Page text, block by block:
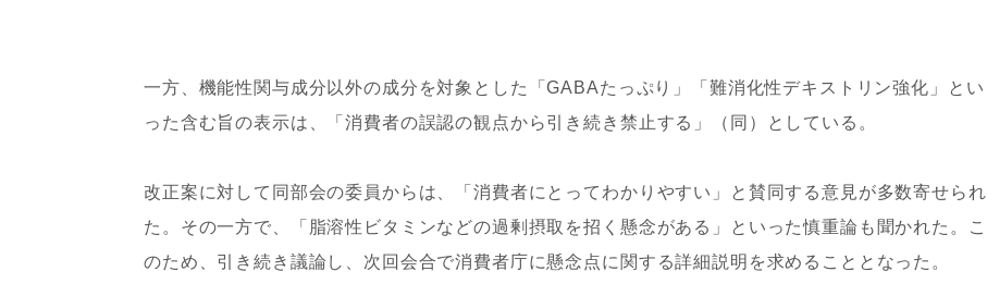
一方、機能性関与成分以外の成分を対象とした「GABAたっぷり」「難消化性デキストリン強化」とい
った含む旨の表示は、「消費者の誤認の観点から引き続き禁止する」（同）としている。
改正案に対して同部会の委員からは、「消費者にとってわかりやすい」と賛同する意見が多数寄せられ
た。その一方で、「脂溶性ビタミンなどの過剰摂取を招く懸念がある」といった慎重論も聞かれた。こ
のため、引き続き議論し、次回会合で消費者庁に懸念点に関する詳細説明を求めることとなった。